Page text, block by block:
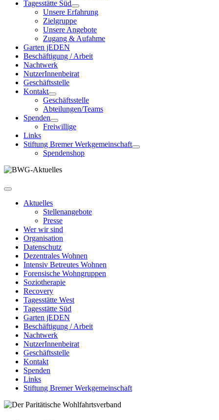
Tagesstätte Süd
Unsere Erfahrung
Zielgruppe
Unsere Angebote
Zugang & Aufahme
Garten jEDEN
Beschäftigung / Arbeit
Nachtwerk
NutzerInnenbeirat
Geschäftsstelle
Kontakt
Geschäftsstelle
Abteilungen/Teams
Spenden
Freiwillige
Links
Stiftung Bremer Werkgemeinschaft
Spendenshop
Aktuelles
Stellenangebote
Presse
Wer wir sind
Organisation
Datenschutz
Dezentrales Wohnen
Intensiv Betreutes Wohnen
Forensische Wohngruppen
Soziotherapie
Recovery
Tagesstätte West
Tagesstätte Süd
Garten jEDEN
Beschäftigung / Arbeit
Nachtwerk
NutzerInnenbeirat
Geschäftsstelle
Kontakt
Spenden
Links
Stiftung Bremer Werkgemeinschaft